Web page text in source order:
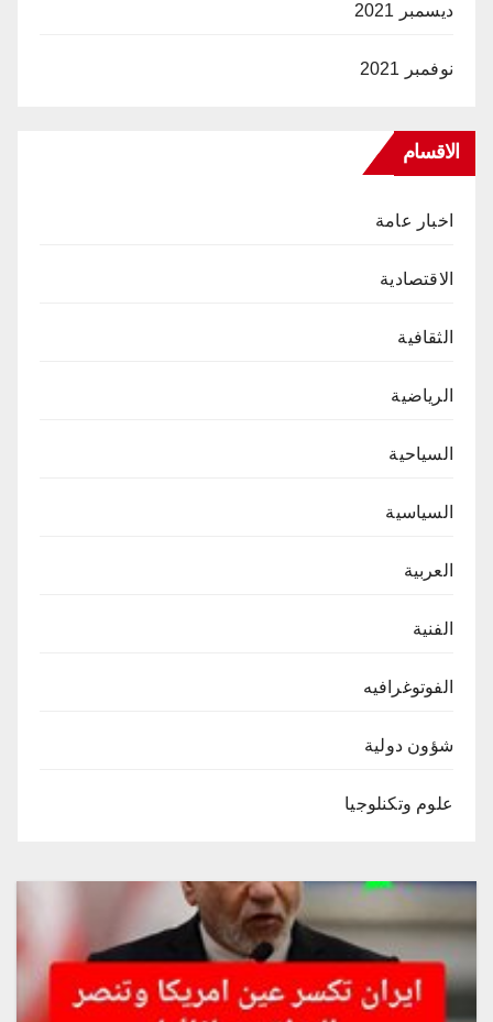
ديسمبر 2021
نوفمبر 2021
الاقسام
اخبار عامة
الاقتصادية
الثقافية
الرياضية
السياحية
السياسية
العربية
الفنية
الفوتوغرافيه
شؤون دولية
علوم وتكنلوجيا